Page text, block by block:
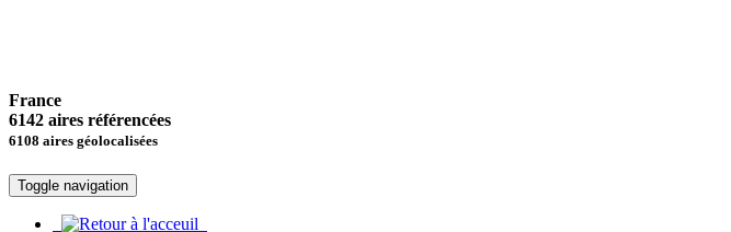
France
6142 aires référencées
6108 aires géolocalisées
Toggle navigation